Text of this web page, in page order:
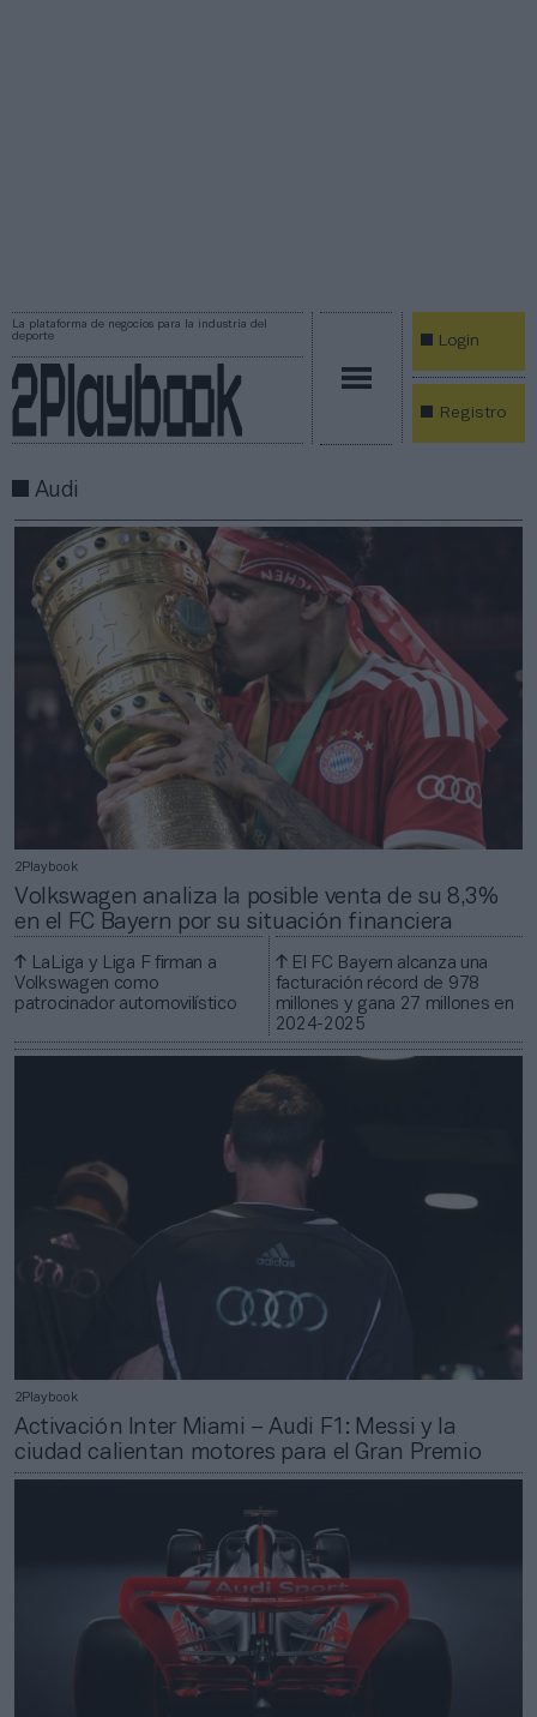
La plataforma de negocios para la industria del
deporte
Login
Registro
Audi
2Playbook
Volkswagen analiza la posible venta de su 8,3%
en el FC Bayern por su situación financiera
LaLiga y Liga F firman a
Volkswagen como
patrocinador automovilístico
El FC Bayern alcanza una
facturación récord de 978
millones y gana 27 millones en
2024-2025
2Playbook
Activación Inter Miami – Audi F1: Messi y la
ciudad calientan motores para el Gran Premio